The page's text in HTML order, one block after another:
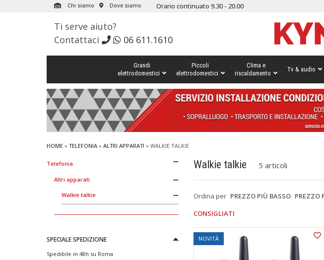
Chi siamo Dove siamo Orario continuato 9.30 - 20.00
Ti serve aiuto?
Contattaci
06 611.1610
Grandi
elettrodomestici
Piccoli
elettrodomestici
Clima e
riscaldamento
Tv & audio
HOME» TELEFONIA» ALTRI APPARATI » WALKIE TALKIE
Telefonia
Altri apparati
Walkie talkie
SPECIALE SPEDIZIONE
Spedibile in 48h su Roma
Walkie talkie 5 articoli
Ordina per PREZZO PIÙ BASSO PREZZO
CONSIGLIATI
NOVITÀ